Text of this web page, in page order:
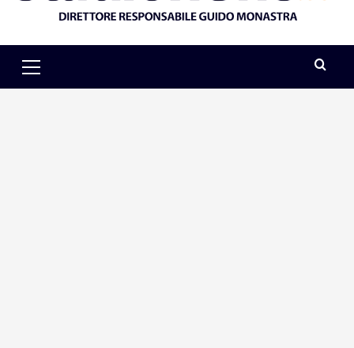
Menu